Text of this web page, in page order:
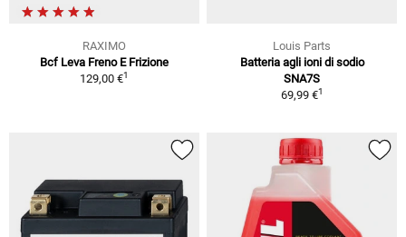
RAXIMO
Bcf Leva Freno E Frizione
129,00 €1
Louis Parts
Batteria agli ioni di sodio
SNA7S
69,99 €1